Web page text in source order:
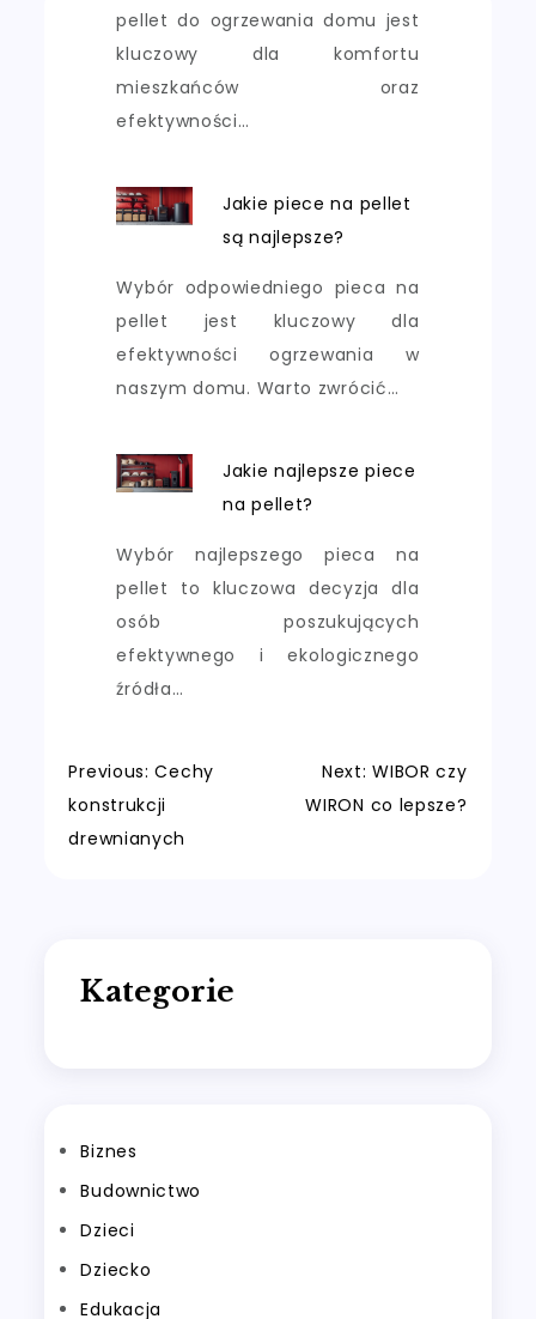
pellet do ogrzewania domu jest
kluczowy dla komfortu
mieszkańców oraz
efektywności…
Jakie piece na pellet
są najlepsze?
Wybór odpowiedniego pieca na
pellet jest kluczowy dla
efektywności ogrzewania w
naszym domu. Warto zwrócić…
Jakie najlepsze piece
na pellet?
Wybór najlepszego pieca na
pellet to kluczowa decyzja dla
osób poszukujących
efektywnego i ekologicznego
źródła…
Nawigacja
wpisu
Previous: Cechy
konstrukcji
drewnianych
Next: WIBOR czy
WIRON co lepsze?
Kategorie
Biznes
Budownictwo
Dzieci
Dziecko
Edukacja